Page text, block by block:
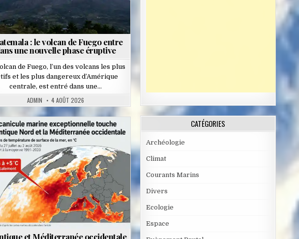
: le volcan de Fuego entre
une nouvelle phase éruptive
de Fuego, l’un des volcans les plus
et les plus dangereux d’Amérique
centrale, est entré dans une…
ADMIN 4 AOÛT 2026
Posted
in
et Méditerranée occidentale
CATÉGORIES
Archéologie
Climat
Courants Marins
Divers
Ecologie
Espace